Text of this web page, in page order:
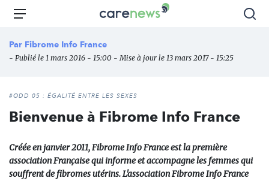
Aller
principal
Carenews,
des
l'engagement
Menu
Par Fibrome Info France
- Publié le 1 mars 2016 - 15:00 - Mise à jour le 13 mars 2017 - 15:25
#ODD 05 : ÉGALITÉ ENTRE LES SEXES
Bienvenue à Fibrome Info France
Créée en janvier 2011, Fibrome Info France est la première
association Française qui informe et accompagne les femmes qui
souffrent de fibromes utérins. L'association Fibrome Info France